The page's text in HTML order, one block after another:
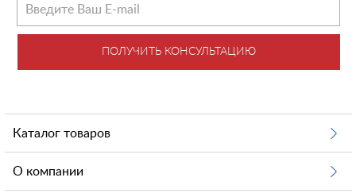
ПОЛУЧИТЬ КОНСУЛЬТАЦИЮ
Каталог товаров
О компании